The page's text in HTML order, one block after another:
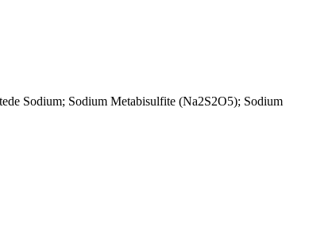
Sodium; Sodium Metabisulfite (Na2S2O5); Sodium